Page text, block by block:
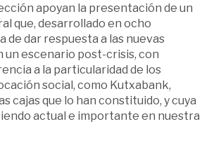
apoyan la presentación de un
que, desarrollado en ocho
de dar respuesta a las nuevas
un escenario post-crisis, con
a la particularidad de los
social, como Kutxabank,
cajas que lo han constituido, y cuya
actual e importante en nuestra